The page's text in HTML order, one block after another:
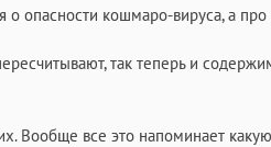
о опасности кошмаро-вируса, а
так теперь и
Вообще все это напоминает